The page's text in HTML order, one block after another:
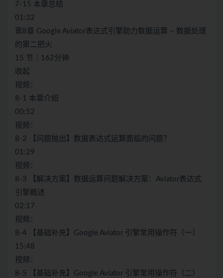
7-15 本章总结
01:32
第8章 Google Aviator表达式引擎助力数据运算 – 数据处理
的第二把火
15 节｜162分钟
收起
视频：
8-1 本章介绍
00:52
视频：
8-2 【问题抛出】数据表达式运算面临的问题？
01:29
视频：
8-3 【解决方案】数据运算问题解决方案：Aviator表达式
引擎概述
02:17
视频：
8-4 【基础补充】Google Aviator 引擎常用操作符（一）
15:48
视频：
8-5 【基础补充】Google Aviator 引擎常用操作符（二）